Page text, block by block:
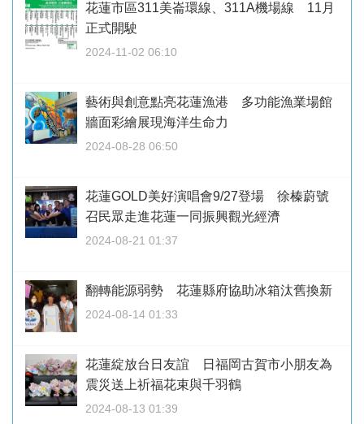
花蓮市區311美崙環線、311A機場線 11月
正式開駛
2024-11-02 06:10
藝術與創意點亮花蓮漁港 多功能漁業場館
牆面彩繪展現海洋生命力
2024-08-28 06:50
花蓮GOLD美好演唱會9/27登場 徐榛蔚號
召民眾走進花蓮一同振興觀光經濟
2024-08-21 01:37
翻轉能源弱勢 花蓮縣府協助冰箱汰舊換新
2024-08-14 01:33
花蓮綻放台日友誼 日福岡古賀市小朋友為
震災送上祈福花束與千羽鶴
2024-08-13 01:39